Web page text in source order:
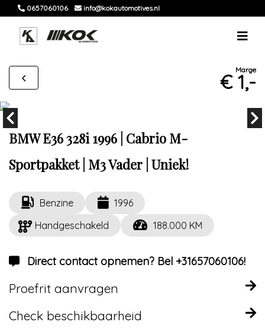
0657060106 info@kokautomotives.nl
Marge
€ 1,-
BMW E36 328i 1996 | Cabrio M-
Sportpakket | M3 Vader | Uniek!
Benzine
1996
Handgeschakeld
188.000 KM
Direct contact opnemen? Bel +31657060106!
Proefrit aanvragen
Check beschikbaarheid